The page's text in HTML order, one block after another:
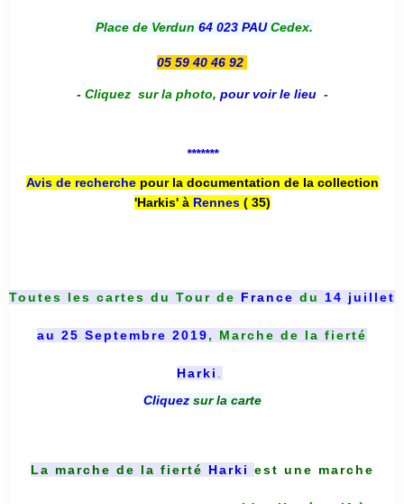
Place de Verdun 64 023 PAUCedex.
05 59 40 46 92
- Cliquez sur la photo, pour voir le lieu -
*******
Avis de recherche pour la documentation de la collection
'Harkis' à Rennes( 35)
Toutes les cartes du Tour de France du 14 juillet
au 25 Septembre 2019, Marche de la fierté
Harki
Cliquez sur la carte
La marche de la fierté Harki est une marche